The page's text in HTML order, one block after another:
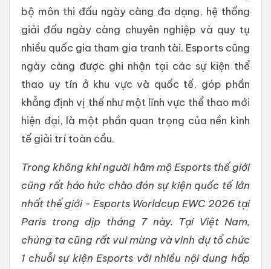
bộ môn thi đấu ngày càng đa dạng, hệ thống
giải đấu ngày càng chuyên nghiệp và quy tụ
nhiều quốc gia tham gia tranh tài. Esports cũng
ngày càng được ghi nhận tại các sự kiện thể
thao uy tín ở khu vực và quốc tế, góp phần
khẳng định vị thế như một lĩnh vực thể thao mới
hiện đại, là một phần quan trọng của nền kình
tế giải trí toàn cầu.
Trong không khí người hâm mộ Esports thế giới
cũng rất háo hức chào đón sự kiện quốc tế lớn
nhất thế giới - Esports Worldcup EWC 2026 tại
Paris trong dịp tháng 7 này. Tại Việt Nam,
chúng ta cũng rất vui mừng và vinh dự tổ chức
1 chuỗi sự kiện Esports với nhiều nội dung hấp